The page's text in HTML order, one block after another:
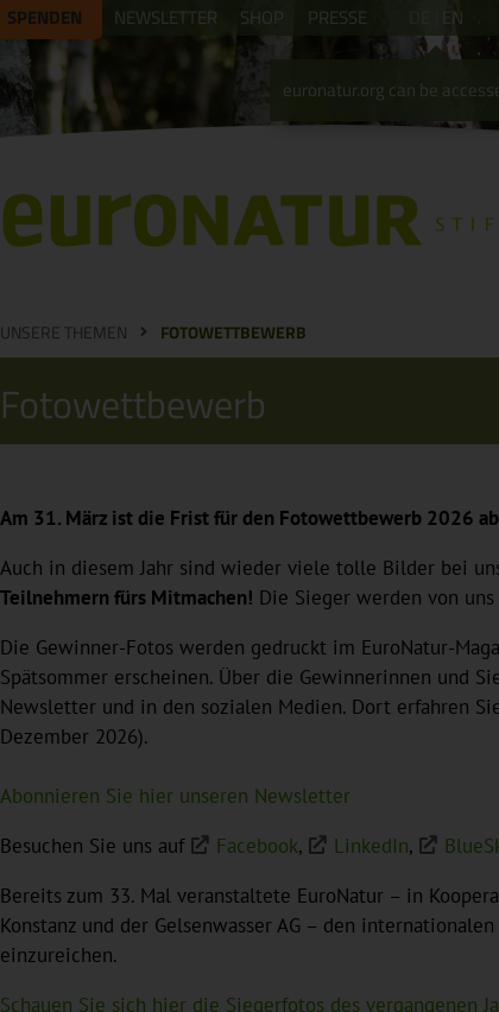
SPENDEN NEWSLETTER SHOP PRESSE
euronatur.org can be
EN
UNSERE THEMEN FOTOWETTBEWERB
Fotowettbewerb
Am 31. März ist die Frist für den Fotowettbewerb 2026
Auch in diesem Jahr sind wieder viele tolle Bilder bei
Teilnehmern fürs Mitmachen! Die Sieger werden von
Die Gewinner-Fotos werden gedruckt im EuroNatur-
Spätsommer erscheinen. Über die Gewinnerinnen und
Newsletter und in den sozialen Medien. Dort erfahren
Dezember 2026).
Abonnieren Sie hier unseren Newsletter
Besuchen Sie uns auf
Facebook, LinkedIn,
Bereits zum 33. Mal veranstaltete EuroNatur – in
Konstanz und der Gelsenwasser AG – den
einzureichen.
Schauen Sie sich hier die Siegerfotos des vergangenen